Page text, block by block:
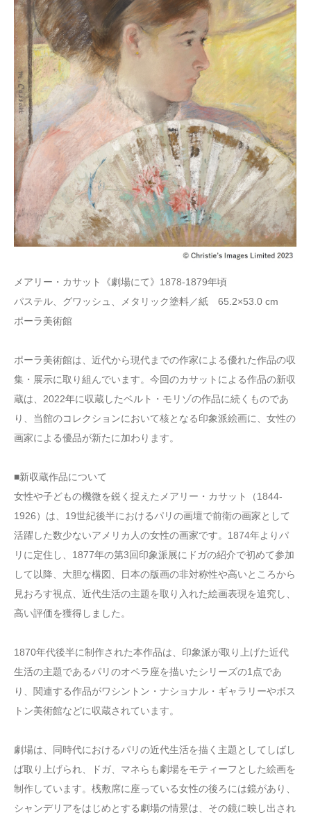
メアリー・カサット《劇場にて》1878-1879年頃
パステル、グワッシュ、メタリック塗料／紙 65.2×53.0 cm
ポーラ美術館
ポーラ美術館は、近代から現代までの作家による優れた作品の収
集・展示に取り組んでいます。今回のカサットによる作品の新収
蔵は、2022年に収蔵したベルト・モリゾの作品に続くものであ
り、当館のコレクションにおいて核となる印象派絵画に、女性の
画家による優品が新たに加わります。
■新収蔵作品について
女性や子どもの機微を鋭く捉えたメアリー・カサット（1844-
1926）は、19世紀後半におけるパリの画壇で前衛の画家として
活躍した数少ないアメリカ人の女性の画家です。1874年よりパ
リに定住し、1877年の第3回印象派展にドガの紹介で初めて参加
して以降、大胆な構図、日本の版画の非対称性や高いところから
見おろす視点、近代生活の主題を取り入れた絵画表現を追究し、
高い評価を獲得しました。
1870年代後半に制作された本作品は、印象派が取り上げた近代
生活の主題であるパリのオペラ座を描いたシリーズの1点であ
り、関連する作品がワシントン・ナショナル・ギャラリーやボス
トン美術館などに収蔵されています。
劇場は、同時代におけるパリの近代生活を描く主題としてしばし
ば取り上げられ、ドガ、マネらも劇場をモティーフとした絵画を
制作しています。桟敷席に座っている女性の後ろには鏡があり、
シャンデリアをはじめとする劇場の情景は、その鏡に映し出され